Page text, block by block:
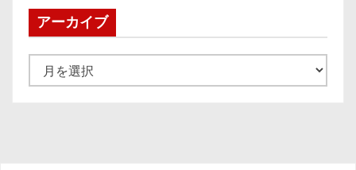
アーカイブ
ー